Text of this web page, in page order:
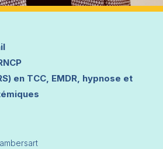
en TCC, EMDR, hypnose et